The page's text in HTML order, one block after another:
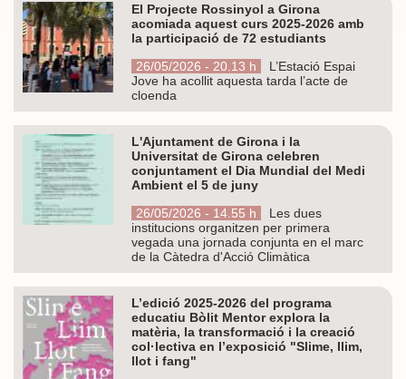
El Projecte Rossinyol a Girona
acomiada aquest curs 2025-2026 amb
la participació de 72 estudiants
26/05/2026 - 20.13 h
L’Estació Espai
Jove ha acollit aquesta tarda l’acte de
cloenda
L'Ajuntament de Girona i la
Universitat de Girona celebren
conjuntament el Dia Mundial del Medi
Ambient el 5 de juny
26/05/2026 - 14.55 h
Les dues
institucions organitzen per primera
vegada una jornada conjunta en el marc
de la Càtedra d'Acció Climàtica
L’edició 2025-2026 del programa
educatiu Bòlit Mentor explora la
matèria, la transformació i la creació
col·lectiva en l’exposició "Slime, llim,
llot i fang"